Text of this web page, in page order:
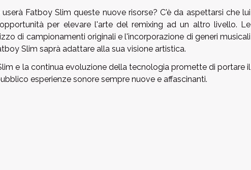
Fatboy Slim queste nuove risorse? C'è da aspettarsi che lui
per elevare l'arte del remixing ad un altro livello. Le
di campionamenti originali e l'incorporazione di generi musicali
Slim saprà adattare alla sua visione artistica.
e la continua evoluzione della tecnologia promette di portare il
esperienze sonore sempre nuove e affascinanti.